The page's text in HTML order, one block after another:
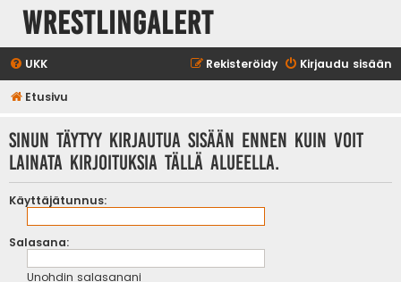
WrestlingAlert
UKK Kirjaudu sisään
Rekisteröidy
Etusivu
Sinun täytyy kirjautua sisään ennen kuin voit
lainata kirjoituksia tällä alueella.
Käyttäjätunnus:
Salasana:
Unohdin salasanani